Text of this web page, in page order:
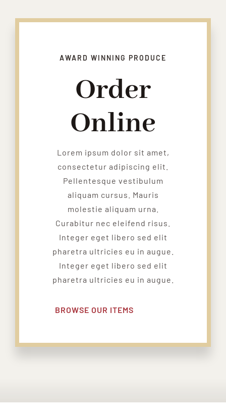
AWARD WINNING PRODUCE
Order
Online
Lorem ipsum dolor sit amet,
consectetur adipiscing elit.
Pellentesque vestibulum
aliquam cursus. Mauris
molestie aliquam urna.
Curabitur nec eleifend risus.
Integer eget libero sed elit
pharetra ultricies eu in augue.
Integer eget libero sed elit
pharetra ultricies eu in augue.
BROWSE OUR ITEMS